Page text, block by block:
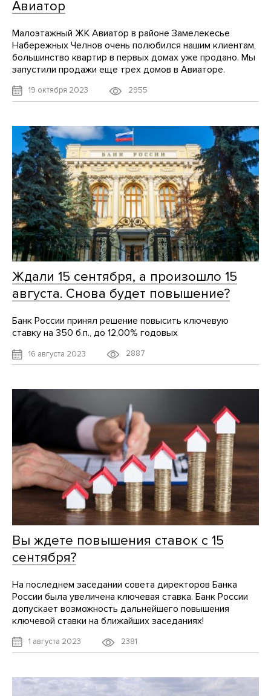
Авиатор
Малоэтажный ЖК Авиатор в районе Замелекесье
Набережных Челнов очень полюбился нашим клиентам,
большинство квартир в первых домах уже продано. Мы
запустили продажи еще трех домов в Авиаторе.
19 октября 2023 2955
Ждали 15 сентября, а произошло 15
августа. Снова будет повышение?
Банк России принял решение повысить ключевую
ставку на 350 б.п., до 12,00% годовых
16 августа 2023 2887
Вы ждете повышения ставок с 15
сентября?
На последнем заседании совета директоров Банка
России была увеличена ключевая ставка. Банк России
допускает возможность дальнейшего повышения
ключевой ставки на ближайших заседаниях!
1 августа 2023 2381